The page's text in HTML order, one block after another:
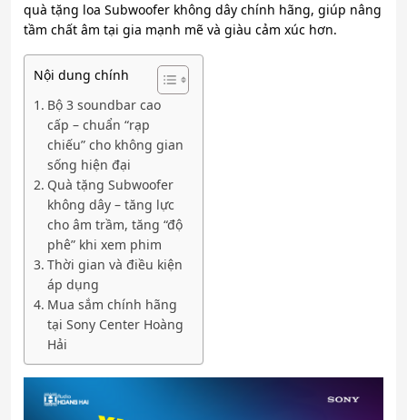
quà tặng loa Subwoofer không dây chính hãng, giúp nâng
tầm chất âm tại gia mạnh mẽ và giàu cảm xúc hơn.
Nội dung chính
Bộ 3 soundbar cao
cấp – chuẩn “rạp
chiếu” cho không gian
sống hiện đại
Quà tặng Subwoofer
không dây – tăng lực
cho âm trầm, tăng “độ
phê” khi xem phim
Thời gian và điều kiện
áp dụng
Mua sắm chính hãng
tại Sony Center Hoàng
Hải